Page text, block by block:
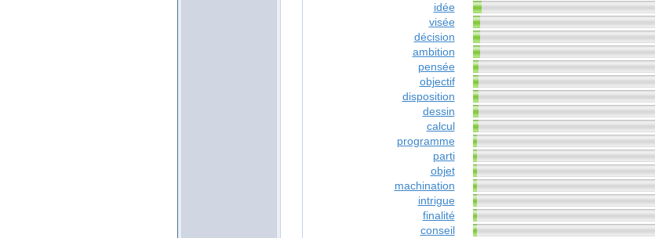
idée
visée
décision
ambition
pensée
objectif
disposition
dessin
calcul
programme
parti
objet
machination
intrigue
finalité
conseil